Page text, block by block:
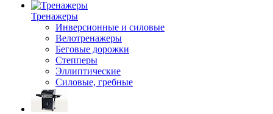
Тренажеры
Инверсионные и силовые
Велотренажеры
Беговые дорожки
Степперы
Эллиптические
Силовые, гребные